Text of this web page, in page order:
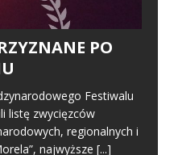
PO
Festiwalu
listę zwycięzców
regionalnych i
najwyższe [...]